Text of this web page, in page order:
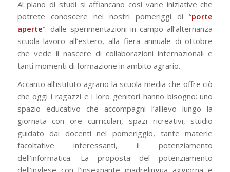
Al piano di studi si affiancano cosi varie iniziative che
potrete conoscere nei nostri pomeriggi di “porte
aperte”: dalle sperimentazioni in campo all’alternanza
scuola lavoro all’estero, alla fiera annuale di ottobre
che vede il nascere di collaborazioni internazionali e
tanti momenti di formazione in ambito agrario.
Accanto all’istituto agrario la scuola media che offre ciò
che oggi i ragazzi e i loro genitori hanno bisogno: uno
spazio educativo che accompagni l’allievo lungo la
giornata con ore curriculari, spazi ricreativi, studio
guidato dai docenti nel pomeriggio, tante materie
facoltative interessanti, il potenziamento
dell’informatica. La proposta del potenziamento